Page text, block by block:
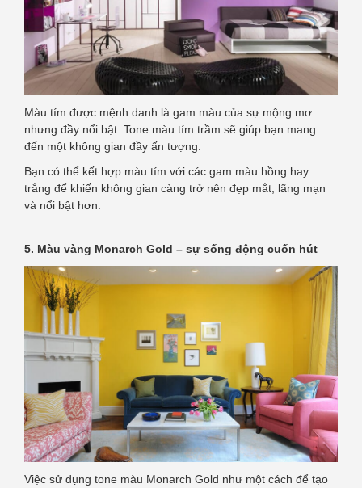
Màu tím được mệnh danh là gam màu của sự mộng mơ
nhưng đầy nổi bật. Tone màu tím trầm sẽ giúp bạn mang
đến một không gian đầy ấn tượng.
Bạn có thể kết hợp màu tím với các gam màu hồng hay
trắng để khiến không gian càng trở nên đẹp mắt, lãng mạn
và nổi bật hơn.
5. Màu vàng Monarch Gold – sự sống động cuốn hút
Việc sử dụng tone màu Monarch Gold như một cách để tạo